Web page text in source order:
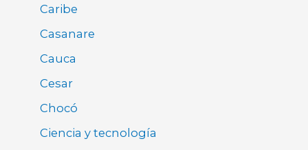
Caribe
Casanare
Cauca
Cesar
Chocó
Ciencia y tecnología